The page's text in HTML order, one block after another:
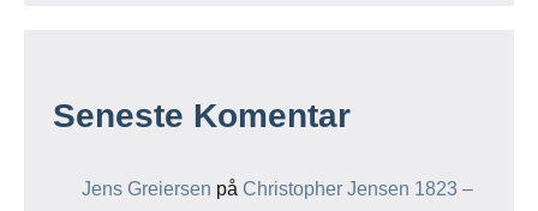
Seneste Komentar
Jens Greiersen på Christopher Jensen 1823 –